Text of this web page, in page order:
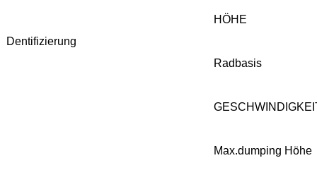
Dentifizierung
HÖHE
Radbasis
Max.dumping Höhe